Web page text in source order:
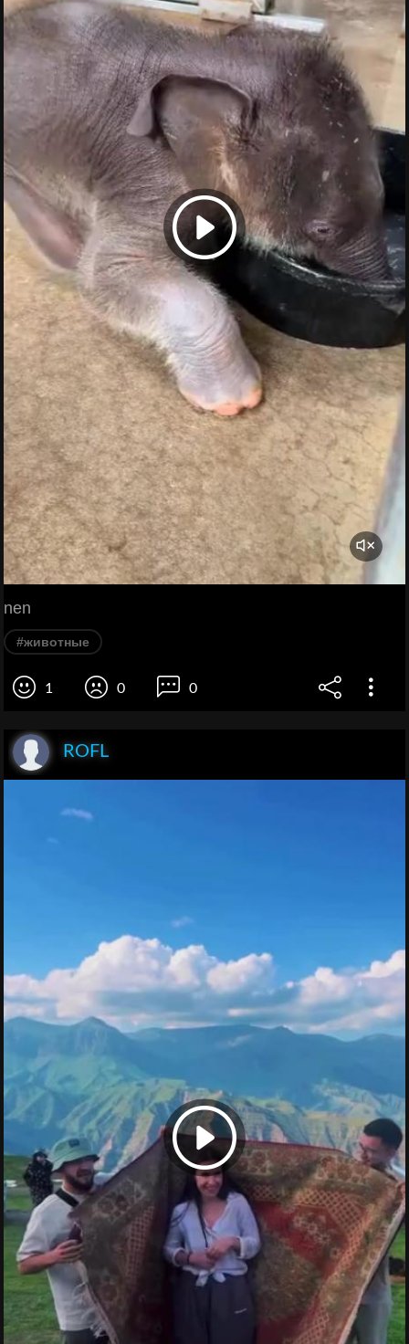
nen
#животные
1 0 0
ROFL